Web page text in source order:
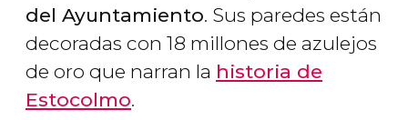
del Ayuntamiento. Sus paredes están
decoradas con 18 millones de azulejos
de oro que narran la historia de
Estocolmo.